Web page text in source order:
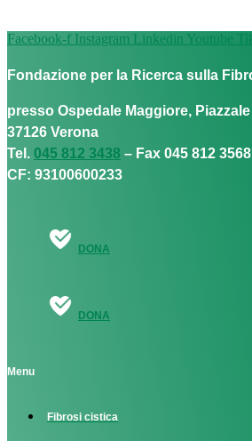
Facebook-f Instagram Linkedin Youtube
Fondazione per la Ricerca sulla
presso Ospedale Maggiore,
37126 Verona
Tel. 045 812 3438 – Fax 045 812 3568
CF: 93100600233
DONA
DONA
Menu
Fibrosi cistica